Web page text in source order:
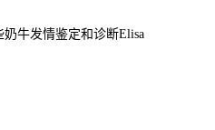
牛发情鉴定和诊断Elisa